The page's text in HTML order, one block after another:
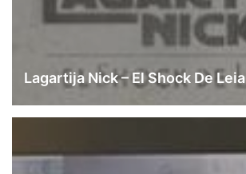
Lagartija Nick – El Shock De Leia